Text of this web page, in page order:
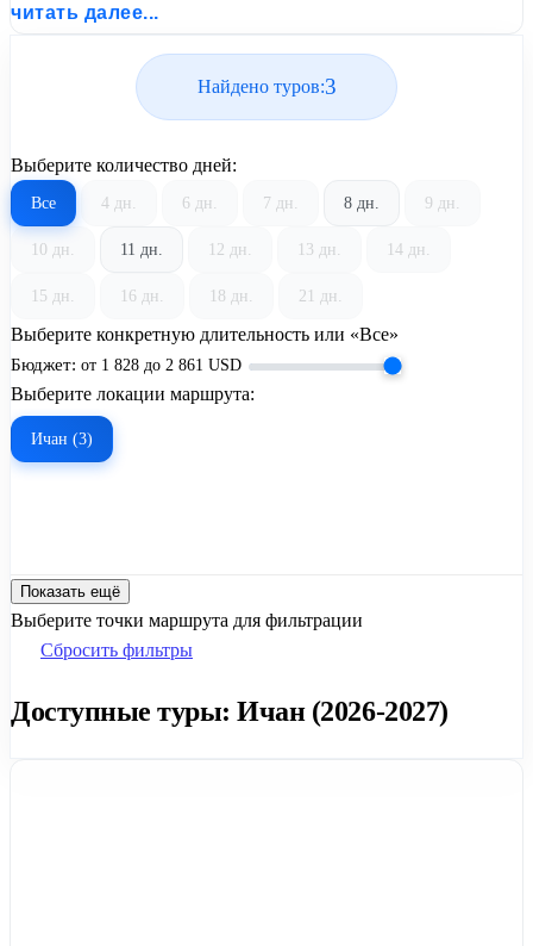
заездов от United Travel Systems.
читать далее...
Найдено туров:3
Выберите количество дней:
Все 4 дн. 6 дн. 7 дн. 8 дн. 9 дн.
10 дн. 11 дн. 12 дн. 13 дн. 14 дн.
15 дн. 16 дн. 18 дн. 21 дн.
Выберите конкретную длительность или «Все»
Бюджет: от 1 828 до 2 861 USD
Выберите локации маршрута:
Ичан (3)
Показать ещё
Выберите точки маршрута для фильтрации
Сбросить фильтры
Доступные туры: Ичан (2026-2027)